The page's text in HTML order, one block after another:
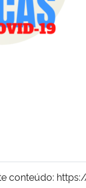
conteúdo: